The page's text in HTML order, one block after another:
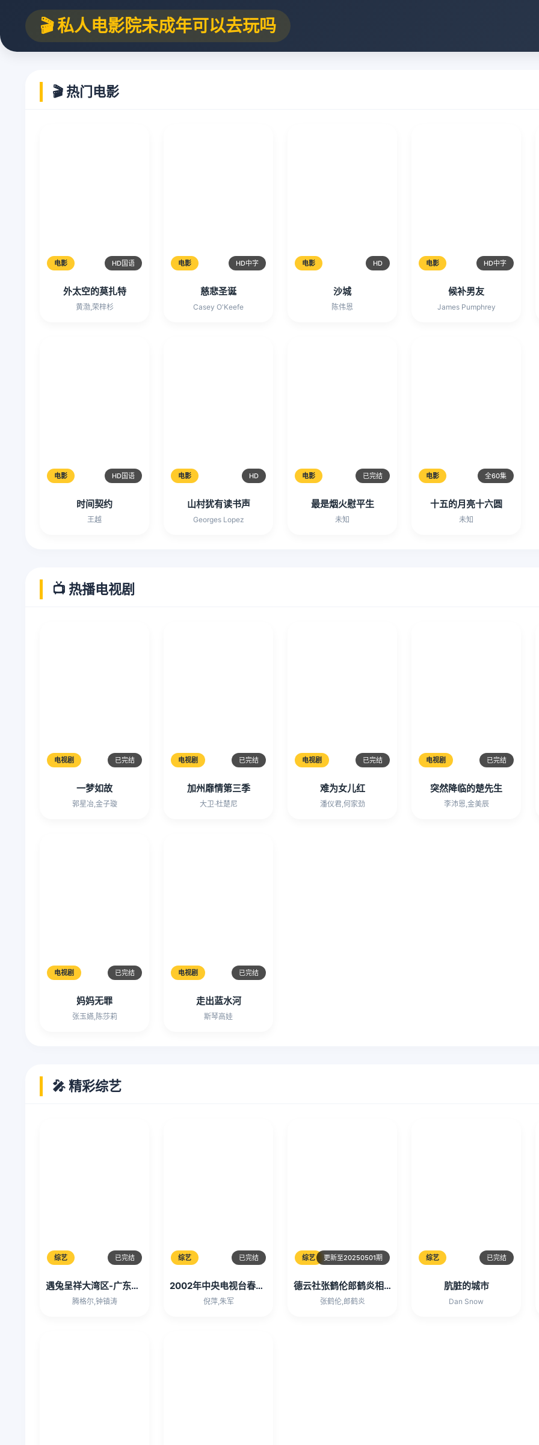
🎬 私人电影院未成年可以去玩吗
🎬 热门电影
电影 HD国语
外太空的莫扎特
黄渤,荣梓杉
电影 HD中字
慈悲圣诞
Casey O'Keefe
电影 HD
沙城
陈伟恩
电影 HD中字
候补男友
James Pumphrey
电影 HD国语
时间契约
王越
电影 HD
山村犹有读书声
Georges Lopez
电影 已完结
最是烟火慰平生
未知
电影 全60集
十五的月亮十六圆
未知
📺 热播电视剧
电视剧 已完结
一梦如故
郭星冶,金子璇
电视剧 已完结
加州靡情第三季
大卫·杜楚尼
电视剧 已完结
难为女儿红
潘仪君,何家劲
电视剧 已完结
突然降临的楚先生
李沛恩,金美辰
电视剧 已完结
妈妈无罪
张玉嬿,陈莎莉
电视剧 已完结
走出蓝水河
斯琴高娃
🎤 精彩综艺
综艺 已完结
遇兔呈祥大湾区-广东卫视春节晚会
腾格尔,钟镇涛
综艺 已完结
2002年中央电视台春节联欢晚会
倪萍,朱军
综艺 更新至20250501期
德云社张鹤伦郎鹤炎相声专场淄博站2025
张鹤伦,郎鹤炎
综艺 已完结
肮脏的城市
Dan Snow